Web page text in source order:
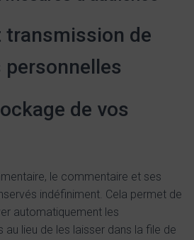
de
personnelles
de vos
le commentaire et ses
indéfiniment. Cela permet de
automatiquement les
lieu de les laisser dans la file de